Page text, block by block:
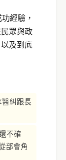
經驗，
眾與政
及到底
糾跟長
不確
部會角